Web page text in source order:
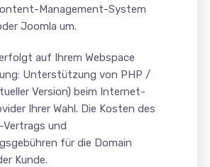
Management-System
Joomla um.
auf Ihrem Webspace
Unterstützung von PHP /
Version) beim Internet-
Ihrer Wahl. Die Kosten des
und
für die Domain
Kunde.